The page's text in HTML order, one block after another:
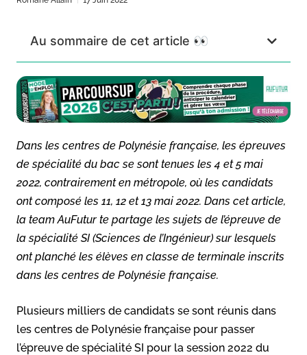
Au sommaire de cet article 👀
Dans les centres de Polynésie française, les épreuves
de spécialité du bac se sont tenues les 4 et 5 mai
2022, contrairement en métropole, où les candidats
ont composé les 11, 12 et 13 mai 2022. Dans cet article,
la team AuFutur te partage les sujets de l’épreuve de
la spécialité SI (Sciences de l’Ingénieur) sur lesquels
ont planché les élèves en classe de terminale inscrits
dans les centres de Polynésie française.
Plusieurs milliers de candidats se sont réunis dans
les centres de Polynésie française pour passer
l’épreuve de spécialité SI pour la session 2022 du